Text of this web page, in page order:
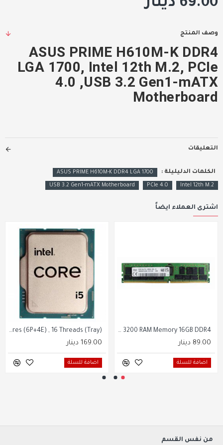
69.00 دينار
وصف المنتج
ASUS PRIME H610M-K DDR4
LGA 1700, Intel 12th M.2, PCIe
4.0 ,USB 3.2 Gen1-mATX
Motherboard
التعليقات
الكلمات الدليليلة : ASUS PRIME H610M-K DDR4 LGA 1700
Intel 12th M.2
PCIe 4.0
USB 3.2 Gen1-mATX Motherboard
اشترى العملاء ايضاً
Hynix Ecc 3200 Ddr4 16gb 2rx8 Pc4 3200aa Hynix 16gb Ddr4 3200 RAM Memory 16GB DDR4‏
89.00 دينار
اضافة للسلة
Intel Core i5-14400F Up To 4.7GHz, 14TH Gen CPU Processor LGA1700, 10 Cores (6P+4E) , 16 Threads (Tray)
169.00 دينار
اضافة للسلة
من نفس القسم